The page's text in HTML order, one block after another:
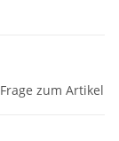
Frage zum Artikel